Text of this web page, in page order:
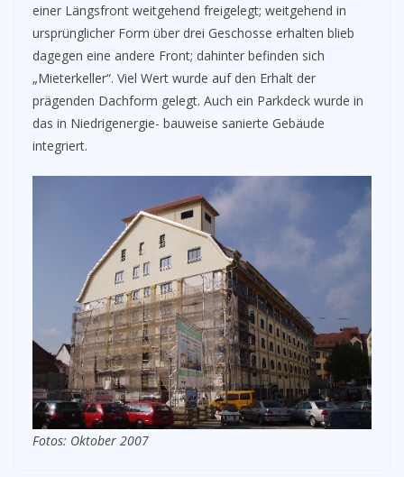
einer Längsfront weitgehend freigelegt; weitgehend in
ursprünglicher Form über drei Geschosse erhalten blieb
dagegen eine andere Front; dahinter befinden sich
„Mieterkeller“. Viel Wert wurde auf den Erhalt der
prägenden Dachform gelegt. Auch ein Parkdeck wurde in
das in Niedrigenergie- bauweise sanierte Gebäude
integriert.
Fotos: Oktober 2007